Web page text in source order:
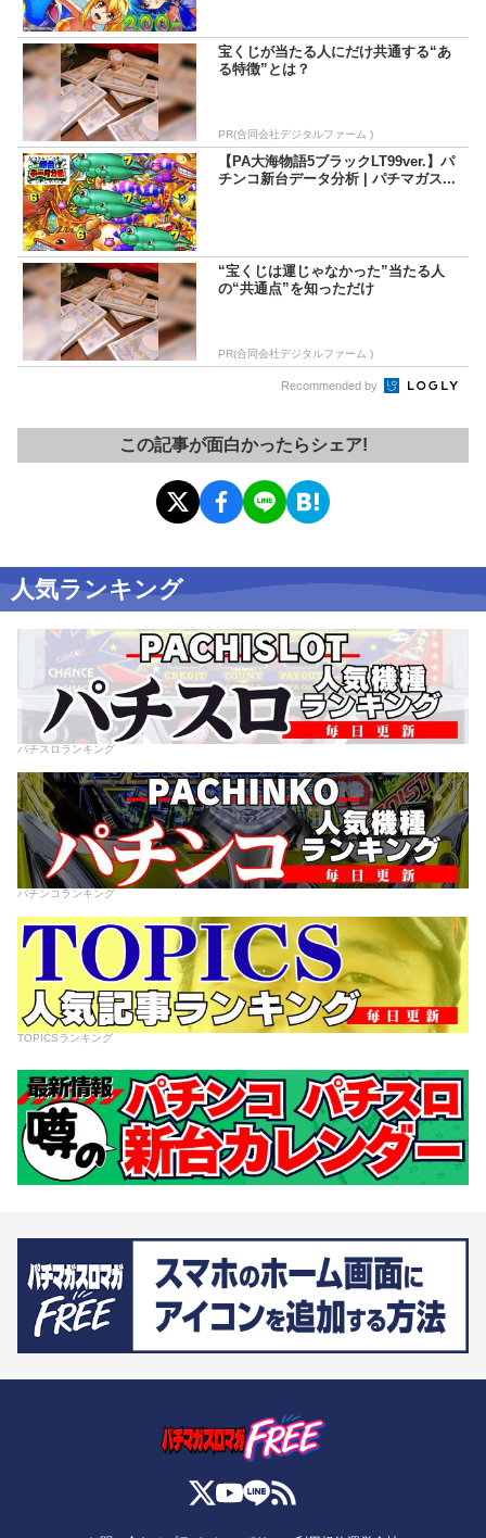
宝くじが当たる人にだけ共通する“あ
る特徴”とは？
PR(合同会社デジタルファーム )
【PA大海物語5ブラックLT99ver.】パ
チンコ新台データ分析 | パチマガス...
“宝くじは運じゃなかった”当たる人
の“共通点”を知っただけ
PR(合同会社デジタルファーム )
Recommended by
この記事が面白かったらシェア!
人気ランキング
パチスロランキング
パチンコランキング
TOPICSランキング